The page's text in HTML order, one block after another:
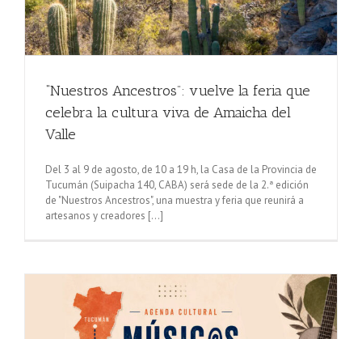
“Nuestros Ancestros”: vuelve la feria que
celebra la cultura viva de Amaicha del
Valle
Del 3 al 9 de agosto, de 10 a 19 h, la Casa de la Provincia de
Tucumán (Suipacha 140, CABA) será sede de la 2.ª edición
de "Nuestros Ancestros", una muestra y feria que reunirá a
artesanos y creadores [...]